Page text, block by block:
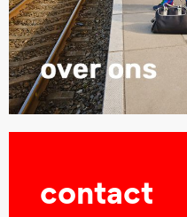
contact
lees meer